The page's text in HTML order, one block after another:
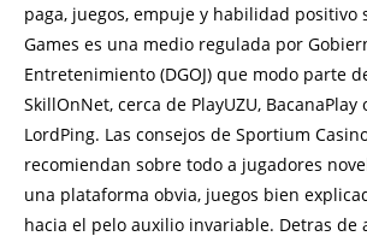
paga, juegos, empuje y habilidad positivo
Games es una medio regulada por
Entretenimiento (DGOJ) que modo parte
SkillOnNet, cerca de PlayUZU,
LordPing. Las consejos de Sportium
recomiendan sobre todo a jugadores
una plataforma obvia, juegos bien
hacia el pelo auxilio invariable. Detras de